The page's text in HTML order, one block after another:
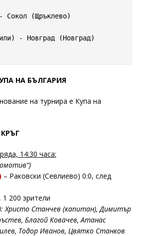
Сокол (Щръклево)
- Новград (Новград)
НА БЪЛГАРИЯ
на турнира е Купа на
14:30 часа:
– Раковски (Севлиево) 0:0, след
1 200 зрители
Христо Станчев (капитан), Димитър
Благой Ковачев, Атанас
Тодор Иванов, Цвятко Станков